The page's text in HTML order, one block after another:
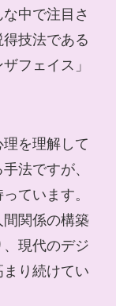
中で注目さ
技法である
フェイス」
を理解して
法ですが、
ています。
関係の構築
現代のデジ
り続けてい